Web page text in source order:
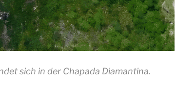
sich in der Chapada Diamantina.